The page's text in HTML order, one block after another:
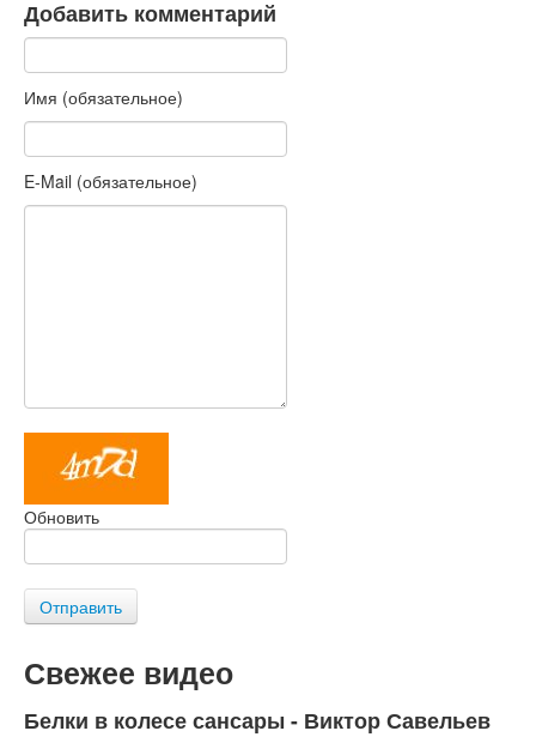
Добавить комментарий
Имя (обязательное)
E-Mail (обязательное)
Обновить
Отправить
Свежее видео
Белки в колесе сансары - Виктор Савельев